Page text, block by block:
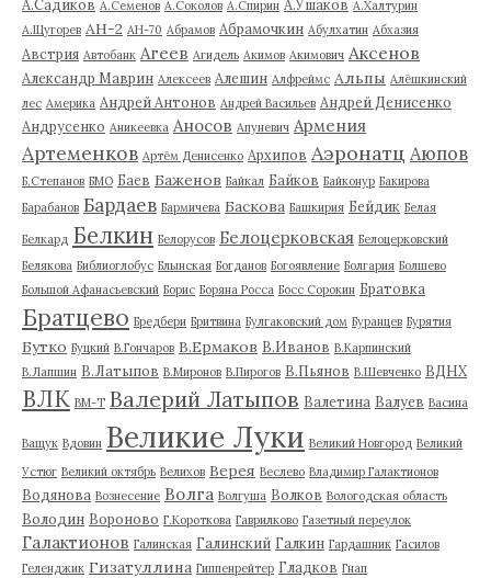
А.Садиков А.Семенов А.Соколов А.Спирин А.Ушаков А.Халтурин
А.Щугорев АН-2 АН-70 Абрамов Абрамочкин Абулхатин Абхазия
Австрия Автобанк Агеев Агидель Акимов Акимович Аксенов
Александр Маврин Алексеев Алешин Алфреймс Альпы Алёшкинский
лес Америка Андрей Антонов Андрей Васильев Андрей Денисенко
Андрусенко Аникеевка Аносов Апуневич Армения
Артеменков Артём Денисенко Архипов Аэронатц Аюпов
Б.Степанов БМО Баев Баженов Байкал Байков Байконур Бакирова
Барабанов Бардаев Бармичева Баскова Башкирия Бейдик Белая
Белкард Белкин Белорусов Белоцерковская Белоцерковский
Белякова Библиоглобус Блынская Богданов Богоявление Болгария Болшево
Большой Афанасьевский Борис Боряна Росса Босс Сорокин Братовка
Братцево Бредбери Бритвина Булгаковский дом Буранцев Бурятия
Бутко Буцкий В.Гончаров В.Ермаков В.Иванов В.Карпинский
В.Лапшин В.Латыпов В.Миронов В.Пирогов В.Пьянов В.Шевченко ВДНХ
ВЛК ВМ-Т Валерий Латыпов Валетина Валуев Васина
Ващук Вдовин Великие Луки Великий Новгород Великий
Устюг Великий октябрь Велихов Верея Веслево Владимир Галактионов
Водянова Вознесение Волга Волгуша Волков Вологодская область
Володин Вороново Г.Короткова Гаврилково Газетный переулок
Галактионов Галинская Галинский Галкин Гардашник Гасилов
Геленджик Гизатуллина Гиппенрейтер Гладков Гнап